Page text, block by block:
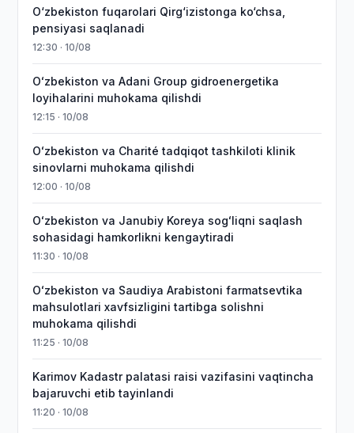
O‘zbekiston fuqarolari Qirg‘izistonga ko‘chsa,
pensiyasi saqlanadi
12:30 · 10/08
Oʻzbekiston va Adani Group gidroenergetika
loyihalarini muhokama qilishdi
12:15 · 10/08
Oʻzbekiston va Charité tadqiqot tashkiloti klinik
sinovlarni muhokama qilishdi
12:00 · 10/08
Oʻzbekiston va Janubiy Koreya sogʻliqni saqlash
sohasidagi hamkorlikni kengaytiradi
11:30 · 10/08
Oʻzbekiston va Saudiya Arabistoni farmatsevtika
mahsulotlari xavfsizligini tartibga solishni
muhokama qilishdi
11:25 · 10/08
Karimov Kadastr palatasi raisi vazifasini vaqtincha
bajaruvchi etib tayinlandi
11:20 · 10/08